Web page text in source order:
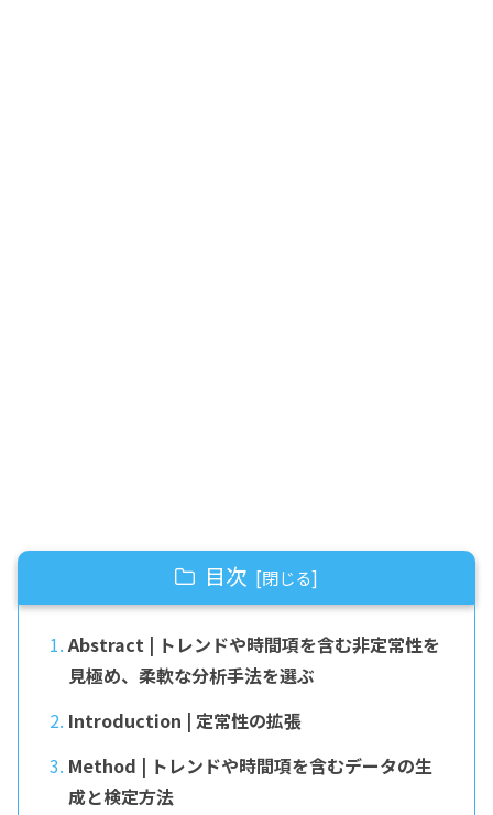
目次
Abstract | トレンドや時間項を含む非定常性を
見極め、柔軟な分析手法を選ぶ
Introduction | 定常性の拡張
Method | トレンドや時間項を含むデータの生
成と検定方法